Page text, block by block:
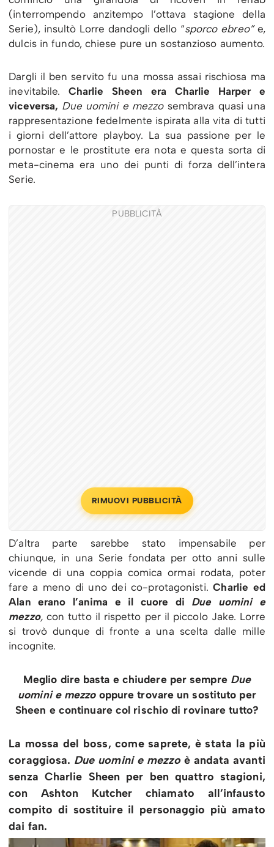
(interrompendo anzitempo l’ottava stagione della
Serie), insultò Lorre dandogli dello “sporco ebreo”e,
dulcis in fundo, chiese pure un sostanzioso aumento.
Dargli il ben servito fu una mossa assai rischiosa ma
inevitabile. Charlie Sheen era Charlie Harper e
viceversa, Due uomini e mezzo sembrava quasi una
rappresentazione fedelmente ispirata alla vita di tutti
i giorni dell’attore playboy. La sua passione per le
pornostar e le prostitute era nota e questa sorta di
meta-cinema era uno dei punti di forza dell’intera
Serie.
PUBBLICITÀ
RIMUOVI PUBBLICITÀ
D’altra parte sarebbe stato impensabile per
chiunque, in una Serie fondata per otto anni sulle
vicende di una coppia comica ormai rodata, poter
fare a meno di uno dei co-protagonisti.Charlie ed
Alan erano l’anima e il cuore di Due uomini e
mezzo, con tutto il rispetto per il piccolo Jake. Lorre
si trovò dunque di fronte a una scelta dalle mille
incognite.
Meglio dire basta e chiudere per sempre Due
uomini e mezzooppure trovare un sostituto per
Sheen e continuare col rischio di rovinare tutto?
La mossa del boss, come saprete, è stata la più
coraggiosa. Due uomini e mezzo è andata avanti
senza Charlie Sheen per ben quattro stagioni,
con Ashton Kutcher chiamato all’infausto
compito di sostituire il personaggio più amato
dai fan.